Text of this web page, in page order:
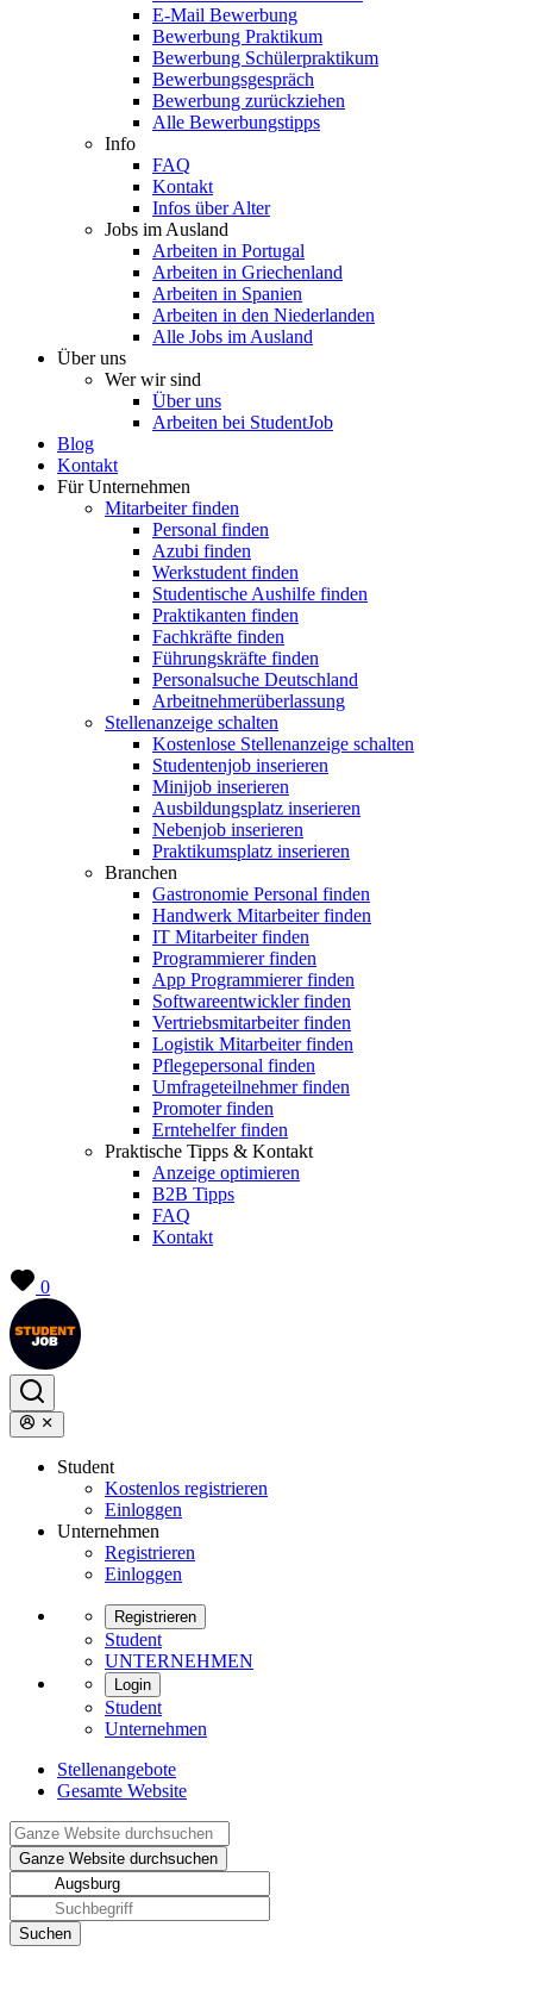
E-Mail Bewerbung
Bewerbung Praktikum
Bewerbung Schülerpraktikum
Bewerbungsgespräch
Bewerbung zurückziehen
Alle Bewerbungstipps
Info
FAQ
Kontakt
Infos über Alter
Jobs im Ausland
Arbeiten in Portugal
Arbeiten in Griechenland
Arbeiten in Spanien
Arbeiten in den Niederlanden
Alle Jobs im Ausland
Über uns
Wer wir sind
Über uns
Arbeiten bei StudentJob
Blog
Kontakt
Für Unternehmen
Mitarbeiter finden
Personal finden
Azubi finden
Werkstudent finden
Studentische Aushilfe finden
Praktikanten finden
Fachkräfte finden
Führungskräfte finden
Personalsuche Deutschland
Arbeitnehmerüberlassung
Stellenanzeige schalten
Kostenlose Stellenanzeige schalten
Studentenjob inserieren
Minijob inserieren
Ausbildungsplatz inserieren
Nebenjob inserieren
Praktikumsplatz inserieren
Branchen
Gastronomie Personal finden
Handwerk Mitarbeiter finden
IT Mitarbeiter finden
Programmierer finden
App Programmierer finden
Softwareentwickler finden
Vertriebsmitarbeiter finden
Logistik Mitarbeiter finden
Pflegepersonal finden
Umfrageteilnehmer finden
Promoter finden
Erntehelfer finden
Praktische Tipps & Kontakt
Anzeige optimieren
B2B Tipps
FAQ
Kontakt
0
Student
Kostenlos registrieren
Einloggen
Unternehmen
Registrieren
Einloggen
Registrieren
Student
UNTERNEHMEN
Login
Student
Unternehmen
Stellenangebote
Gesamte Website